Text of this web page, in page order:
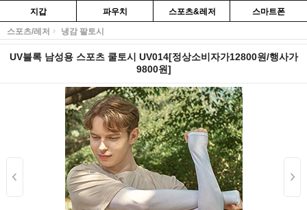
지갑 파우치 스포츠&레저 스마트폰
스포츠/레저 냉감 팔토시
UV블록 남성용 스포츠 쿨토시 UV014[정상소비자가12800원/행사가
9800원]